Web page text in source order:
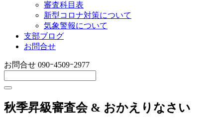
審査科目表
新型コロナ対策について
気象警報について
支部ブログ
お問合せ
お問合せ 090ｰ4509ｰ2977
秋季昇級審査会 & おかえりなさい